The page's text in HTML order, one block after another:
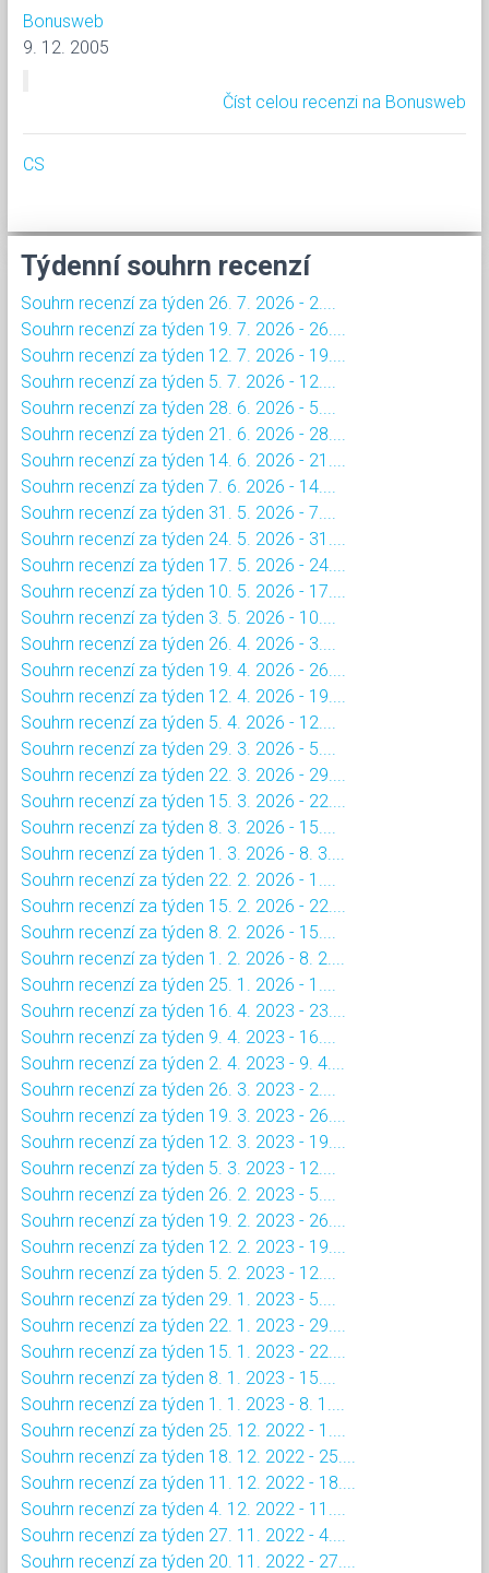
Bonusweb
9. 12. 2005
Číst celou recenzi na Bonusweb
CS
Týdenní souhrn recenzí
Souhrn recenzí za týden 26. 7. 2026 - 2....
Souhrn recenzí za týden 19. 7. 2026 - 26....
Souhrn recenzí za týden 12. 7. 2026 - 19....
Souhrn recenzí za týden 5. 7. 2026 - 12....
Souhrn recenzí za týden 28. 6. 2026 - 5....
Souhrn recenzí za týden 21. 6. 2026 - 28....
Souhrn recenzí za týden 14. 6. 2026 - 21....
Souhrn recenzí za týden 7. 6. 2026 - 14....
Souhrn recenzí za týden 31. 5. 2026 - 7....
Souhrn recenzí za týden 24. 5. 2026 - 31....
Souhrn recenzí za týden 17. 5. 2026 - 24....
Souhrn recenzí za týden 10. 5. 2026 - 17....
Souhrn recenzí za týden 3. 5. 2026 - 10....
Souhrn recenzí za týden 26. 4. 2026 - 3....
Souhrn recenzí za týden 19. 4. 2026 - 26....
Souhrn recenzí za týden 12. 4. 2026 - 19....
Souhrn recenzí za týden 5. 4. 2026 - 12....
Souhrn recenzí za týden 29. 3. 2026 - 5....
Souhrn recenzí za týden 22. 3. 2026 - 29....
Souhrn recenzí za týden 15. 3. 2026 - 22....
Souhrn recenzí za týden 8. 3. 2026 - 15....
Souhrn recenzí za týden 1. 3. 2026 - 8. 3....
Souhrn recenzí za týden 22. 2. 2026 - 1....
Souhrn recenzí za týden 15. 2. 2026 - 22....
Souhrn recenzí za týden 8. 2. 2026 - 15....
Souhrn recenzí za týden 1. 2. 2026 - 8. 2....
Souhrn recenzí za týden 25. 1. 2026 - 1....
Souhrn recenzí za týden 16. 4. 2023 - 23....
Souhrn recenzí za týden 9. 4. 2023 - 16....
Souhrn recenzí za týden 2. 4. 2023 - 9. 4....
Souhrn recenzí za týden 26. 3. 2023 - 2....
Souhrn recenzí za týden 19. 3. 2023 - 26....
Souhrn recenzí za týden 12. 3. 2023 - 19....
Souhrn recenzí za týden 5. 3. 2023 - 12....
Souhrn recenzí za týden 26. 2. 2023 - 5....
Souhrn recenzí za týden 19. 2. 2023 - 26....
Souhrn recenzí za týden 12. 2. 2023 - 19....
Souhrn recenzí za týden 5. 2. 2023 - 12....
Souhrn recenzí za týden 29. 1. 2023 - 5....
Souhrn recenzí za týden 22. 1. 2023 - 29....
Souhrn recenzí za týden 15. 1. 2023 - 22....
Souhrn recenzí za týden 8. 1. 2023 - 15....
Souhrn recenzí za týden 1. 1. 2023 - 8. 1....
Souhrn recenzí za týden 25. 12. 2022 - 1....
Souhrn recenzí za týden 18. 12. 2022 - 25....
Souhrn recenzí za týden 11. 12. 2022 - 18....
Souhrn recenzí za týden 4. 12. 2022 - 11....
Souhrn recenzí za týden 27. 11. 2022 - 4....
Souhrn recenzí za týden 20. 11. 2022 - 27....